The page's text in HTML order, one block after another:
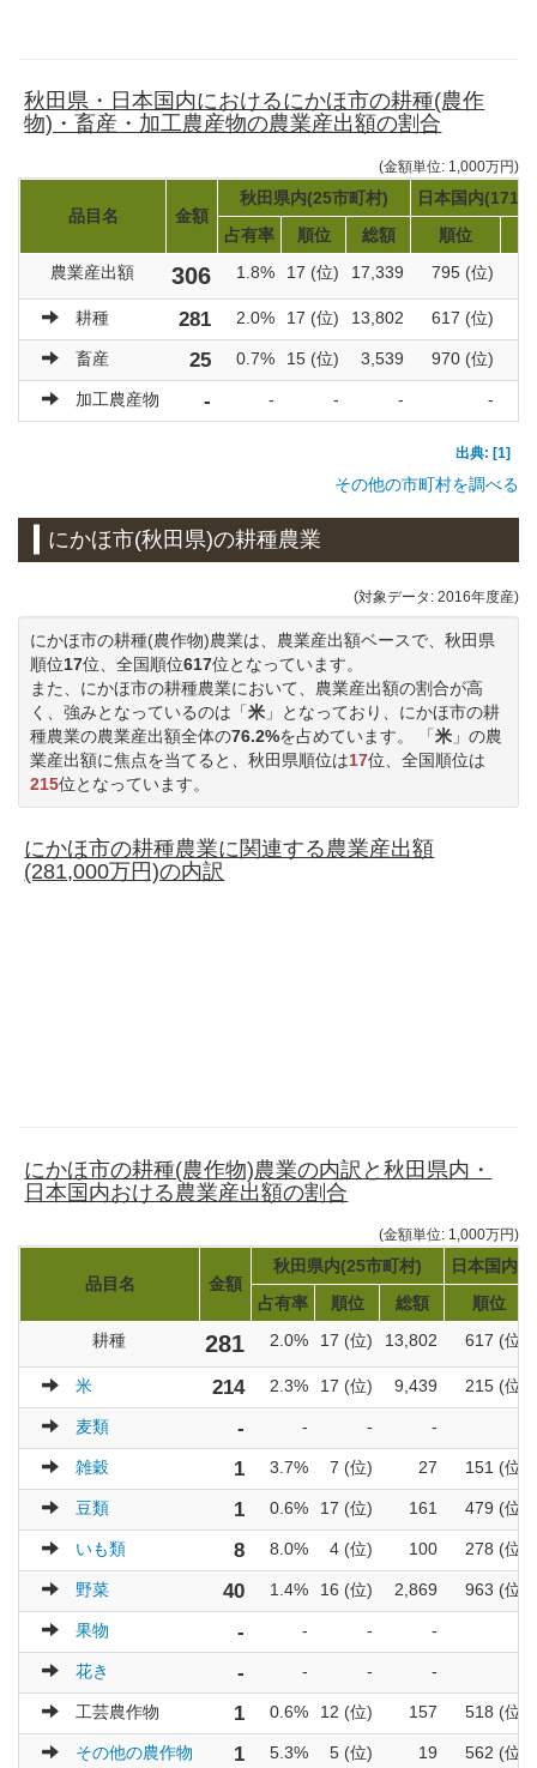
秋田県・日本国内におけるにかほ市の耕種(農作
物)・畜産・加工農産物の農業産出額の割合
(金額単位: 1,000万円)
品目名 金額
秋田県内(25市町村)
日本国内(1719
占有率
順位 総額 順位
農業産出額
306 1.8% 17 (位) 17,339 795 (位)
耕種 281 2.0% 17 (位) 13,802 617 (位)
畜産 25 0.7% 15 (位) 3,539 970 (位)
加工農産物 - - - - -
出典: [1]
その他の市町村を調べる
にかほ市(秋田県)の耕種農業
(対象データ: 2016年度産)
にかほ市の耕種(農作物)農業は、農業産出額ベースで、秋田県
順位17位、全国順位617位となっています。
また、にかほ市の耕種農業において、農業産出額の割合が高
く、強みとなっているのは「米 」となっており、にかほ市の耕
種農業の農業産出額全体の76.2%を占めています。 「米 」の農
業産出額に焦点を当てると、秋田県順位は17位、全国順位は
215位となっています。
にかほ市の耕種農業に関連する農業産出額
(281,000万円)の内訳
にかほ市の耕種(農作物)農業の内訳と秋田県内・
日本国内おける農業産出額の割合
(金額単位: 1,000万円)
品目名 金額
秋田県内(25市町村)
日本国内
占有率
順位 総額
順位
耕種
281 2.0% 17 (位) 13,802 617 (位)
米 214 2.3% 17 (位) 9,439 215 (位)
麦類 - - - -
雑穀 1 3.7% 7 (位) 27 151 (位)
豆類 1 0.6% 17 (位) 161 479 (位)
いも類 8 8.0% 4 (位) 100 278 (位)
野菜 40 1.4% 16 (位) 2,869 963 (位)
果物 - - - -
花き - - - -
工芸農作物 1 0.6% 12 (位) 157 518 (位)
その他の農作物 1 5.3% 5 (位) 19 562 (位)